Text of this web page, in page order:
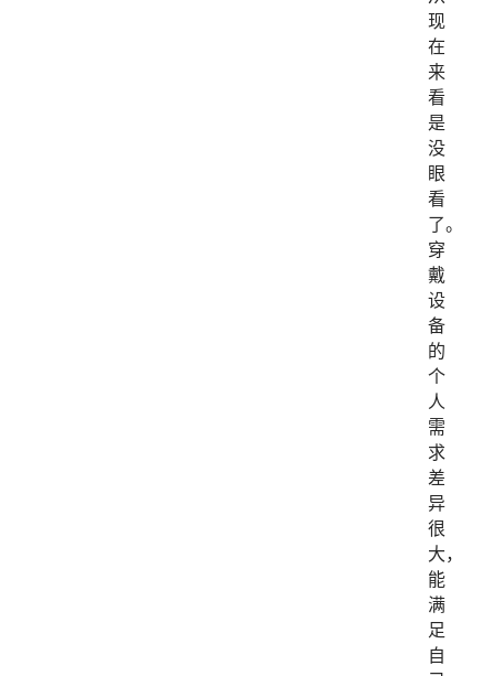
现
在
来
看
是
没
眼
看
了。
穿
戴
设
备
的
个
人
需
求
差
异
很
大，
能
满
足
自